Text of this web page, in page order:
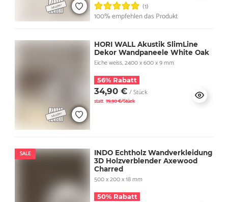
(1)
100% empfehlen das Produkt
HORI WALL Akustik SlimLine
Dekor Wandpaneele White Oak
Eiche weiss, 2400 x 600 x 9 mm
56% Rabatt
34,90 € / Stück
statt 79,90 €/Stück
SALE
INDO Echtholz Wandverkleidung
3D Holzverblender Axewood
Charred
500 x 200 x 18 mm
50% Rabatt